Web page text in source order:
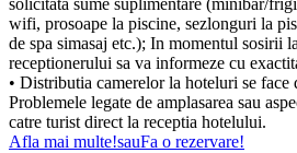
solicitata sume suplimentare (minibar/
wifi, prosoape la piscine, sezlonguri la
de spa simasaj etc.); In momentul sosirii
receptionerului sa va informeze cu
• Distributia camerelor la hoteluri se face
Problemele legate de amplasarea sau
catre turist direct la receptia hotelului.
Afla mai multe!sauFa o rezervare!